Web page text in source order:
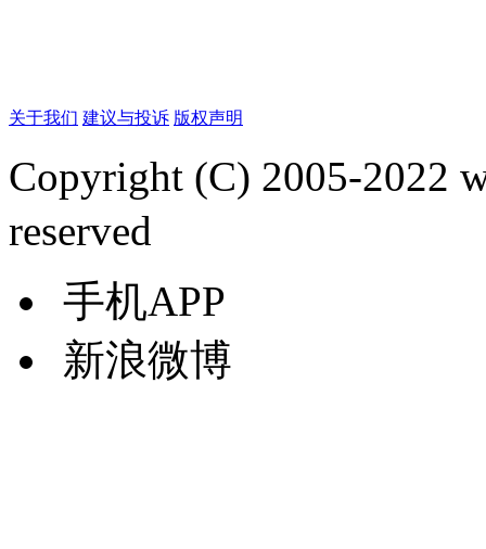
关于我们 建议与投诉 版权声明
Copyright (C) 2005-2022
reserved
手机APP
新浪微博